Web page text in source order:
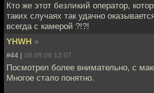
Кто же этот безликий оператор,
таких случаях так удачно
всегда с камерой ?!?!
YHWH »
#44 | 08.09.08 13:07
Посмотрел более внимательно, с
Многое стало понятно.